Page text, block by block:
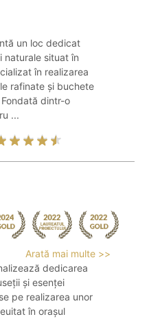
un loc dedicat
naturale situat în
în realizarea
rafinate și buchete
dintr-o
...
Arată mai multe >>
dedicarea
și esenței
pe realizarea unor
în orașul